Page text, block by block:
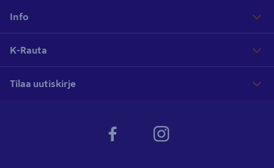
Info
K-Rauta
Tilaa uutiskirje